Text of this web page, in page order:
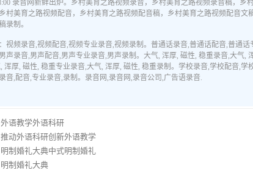
外语教学外语科研
推动外语科研创新外语教学
明制婚礼大典中式明制婚礼
明制婚礼大典